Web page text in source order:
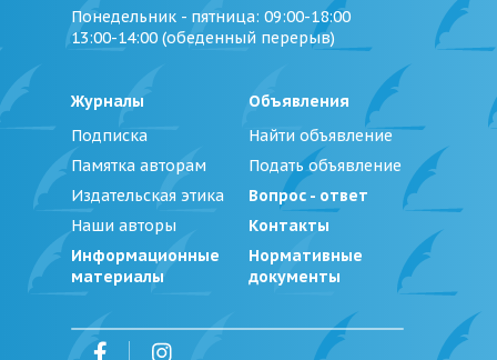
Понедельник - пятница: 09:00-18:00
13:00-14:00 (обеденный перерыв)
Журналы
Подписка
Памятка авторам
Издательская этика
Наши авторы
Информационные
материалы
Объявления
Найти объявление
Подать объявление
Вопрос - ответ
Контакты
Нормативные
документы